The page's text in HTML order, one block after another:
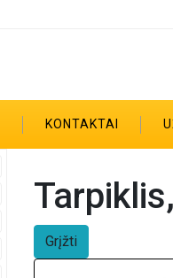
KONTAKTAI
Grįžti